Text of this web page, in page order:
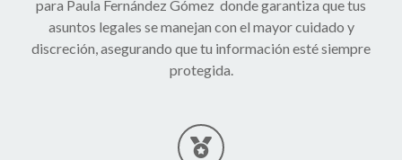
para Paula Fernández Gómez donde garantiza que tus
asuntos legales se manejan con el mayor cuidado y
discreción, asegurando que tu información esté siempre
protegida.